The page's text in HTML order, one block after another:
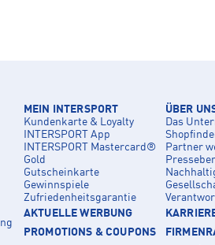
MEIN INTERSPORT
Kundenkarte & Loyalty
INTERSPORT App
INTERSPORT Mastercard®
Gold
Gutscheinkarte
Gewinnspiele
Zufriedenheitsgarantie
AKTUELLE WERBUNG
PROMOTIONS & COUPONS
ÜBER
Das
Partner